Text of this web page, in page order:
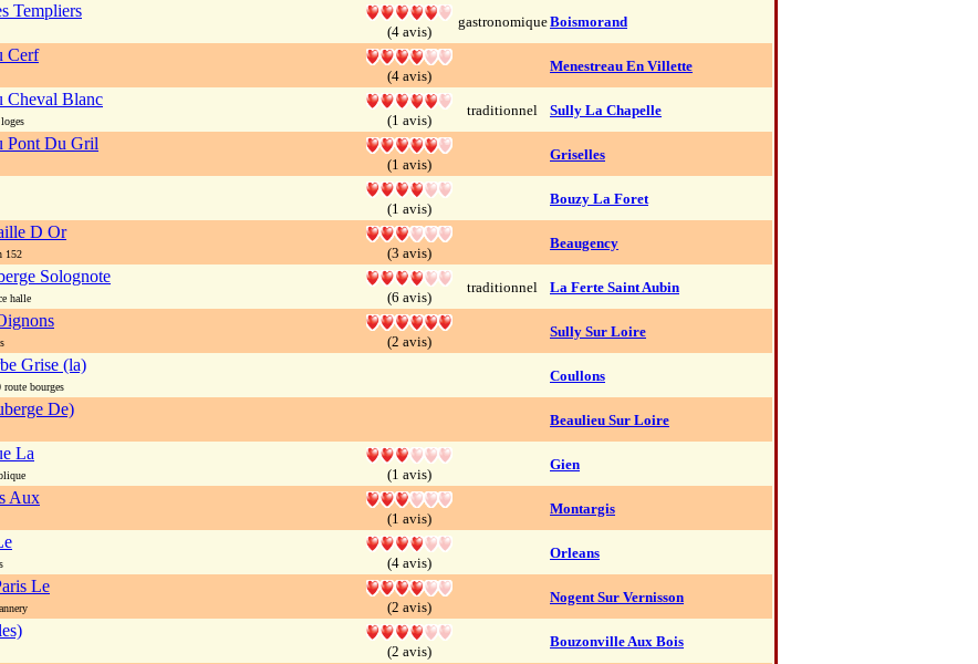
Templiers
(4 avis)
gastronomiqueBoismorand
Cerf
(4 avis)
Menestreau En Villette
Cheval Blanc
(1 avis)
traditionnel Sully La Chapelle
Pont Du Gril
(1 avis)
Griselles
(1 avis)
Bouzy La Foret
D Or
152 (3 avis)
Beaugency
Solognote
halle (6 avis)
traditionnel La Ferte Saint Aubin
(2 avis)
Sully Sur Loire
Grise (la)
bourges
Coullons
De)
Beaulieu Sur Loire
La
(1 avis)
Gien
Aux
(1 avis)
Montargis
(4 avis)
Orleans
Le
(2 avis)
Nogent Sur Vernisson
(2 avis)
Bouzonville Aux Bois